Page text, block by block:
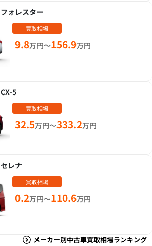
フォレスター
買取相場
9.8万円～156.9万円
CX-5
買取相場
32.5万円～333.2万円
セレナ
買取相場
0.2万円～110.6万円
メーカー別中古車買取相場ランキング